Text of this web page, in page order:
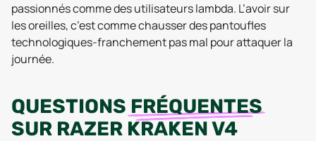
passionnés comme des utilisateurs lambda. L’avoir sur
les oreilles, c’est comme chausser des pantoufles
technologiques-franchement pas mal pour attaquer la
journée.
QUESTIONS FRÉQUENTES
SUR RAZER KRAKEN V4